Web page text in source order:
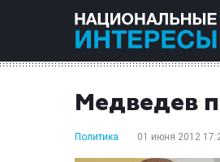
Медведев
Политика 01 июня 2012